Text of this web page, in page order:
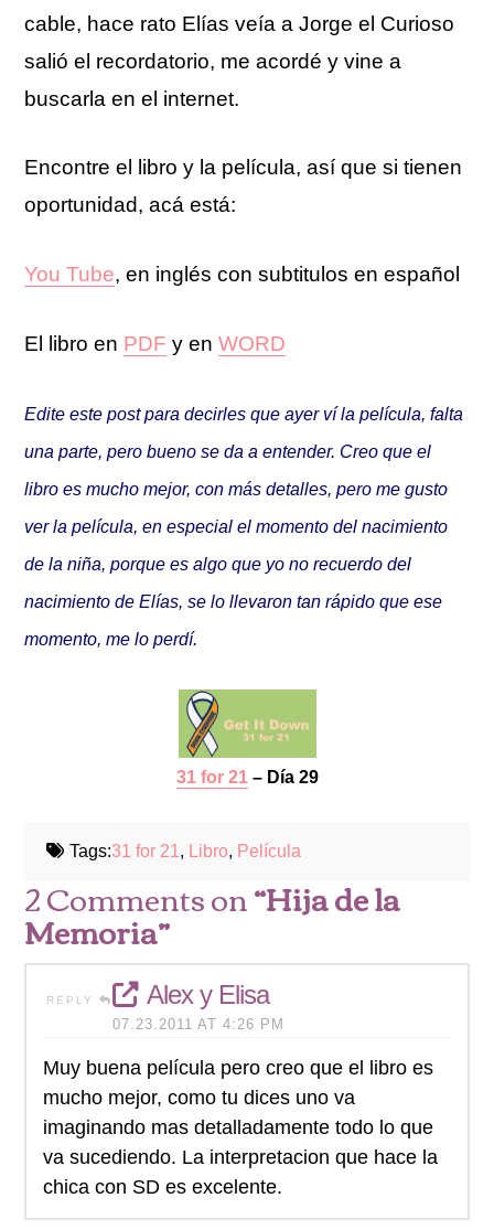
cable, hace rato Elías veía a Jorge el Curioso
salió el recordatorio, me acordé y vine a
buscarla en el internet.
Encontre el libro y la película, así que si tienen
oportunidad, acá está:
You Tube, en inglés con subtitulos en español
El libro en PDF y enWORD
Edite este post para decirles que ayer ví la película, falta
una parte, pero bueno se da a entender. Creo que el
libro es mucho mejor, con más detalles, pero me gusto
ver la película, en especial el momento del nacimiento
de la niña, porque es algo que yo no recuerdo del
nacimiento de Elías, se lo llevaron tan rápido que ese
momento, me lo perdí.
31 for 21– Día 29
Tags:31 for 21, Libro, Película
2 Comments on“Hija de la
Memoria”
REPLY Alex y Elisa
07.23.2011 AT 4:26 PM
Muy buena película pero creo que el libro es
mucho mejor, como tu dices uno va
imaginando mas detalladamente todo lo que
va sucediendo. La interpretacion que hace la
chica con SD es excelente.